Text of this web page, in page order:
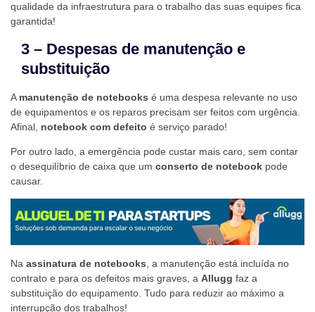
qualidade da infraestrutura para o trabalho das suas equipes fica
garantida!
3 – Despesas de manutenção e
substituição
A manutenção de notebooks é uma despesa relevante no uso
de equipamentos e os reparos precisam ser feitos com urgência.
Afinal, notebook com defeito é serviço parado!
Por outro lado, a emergência pode custar mais caro, sem contar
o desequilíbrio de caixa que um conserto de notebook pode
causar.
Na assinatura de notebooks , a manutenção está incluída no
contrato e para os defeitos mais graves, a Allugg faz a
substituição do equipamento. Tudo para reduzir ao máximo a
interrupção dos trabalhos!